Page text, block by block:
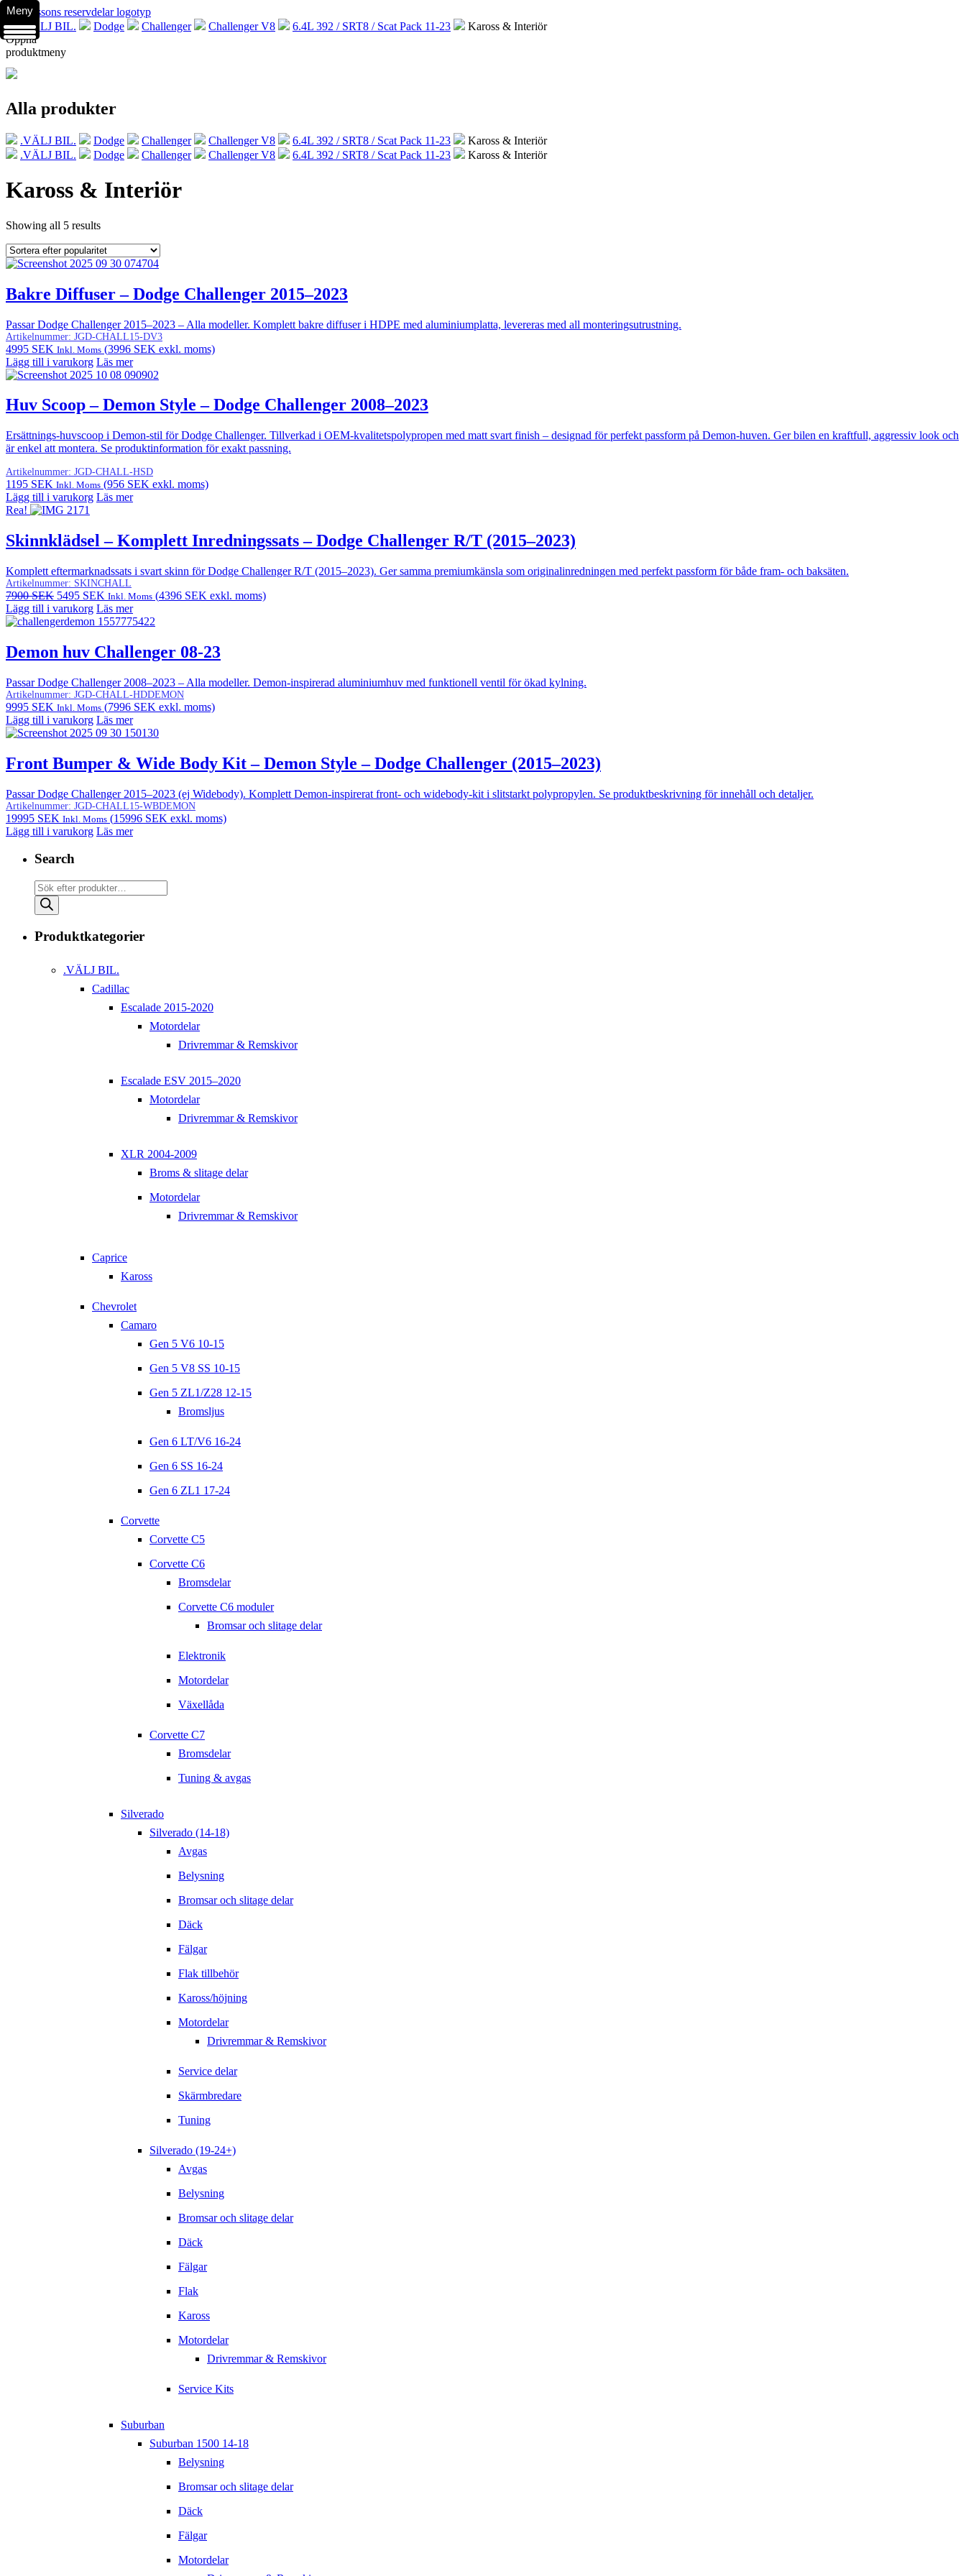
.VÄLJ BIL. Dodge Challenger Challenger V8 6.4L 392 / SRT8 / Scat Pack 11-23
Kaross & Interiör
Öppna
produktmeny
Alla produkter
.VÄLJ BIL. Dodge Challenger Challenger V8 6.4L 392 / SRT8 / Scat Pack 11-23
Kaross & Interiör
.VÄLJ BIL.
Dodge Challenger Challenger V8 6.4L 392 / SRT8 / Scat Pack 11-23 Kaross & Interiör
Kaross & Interiör
Showing all 5 results
Bakre Diffuser – Dodge Challenger 2015–2023
Passar Dodge Challenger 2015–2023 – Alla modeller. Komplett bakre diffuser i HDPE med aluminiumplatta, levereras med all monteringsutrustning.
Artikelnummer: JGD-CHALL15-DV3
4995 SEK Inkl. Moms (3996 SEK exkl. moms)
Lägg till i varukorg Läs mer
Huv Scoop – Demon Style – Dodge Challenger 2008–2023
Ersättnings-huvscoop i Demon-stil för Dodge Challenger. Tillverkad i OEM-kvalitetspolypropen med matt svart finish – designad för perfekt passform på Demon-huven. Ger bilen en kraftfull, aggressiv look och
är enkel att montera. Se produktinformation för exakt passning.
Artikelnummer: JGD-CHALL-HSD
1195 SEK Inkl. Moms (956 SEK exkl. moms)
Lägg till i varukorg Läs mer
Rea!
Skinnklädsel – Komplett Inredningssats – Dodge Challenger R/T (2015–2023)
Komplett eftermarknadssats i svart skinn för Dodge Challenger R/T (2015–2023). Ger samma premiumkänsla som originalinredningen med perfekt passform för både fram- och baksäten.
Artikelnummer: SKINCHALL
7900SEK Det
ursprungliga
priset
7900 SEK.
5495 SEK Det
nuvarande
priset
5495 SEK.
Inkl. Moms (4396 SEK exkl. moms)
Lägg till i varukorg Läs mer
Demon huv Challenger 08-23
Passar Dodge Challenger 2008–2023 – Alla modeller. Demon-inspirerad aluminiumhuv med funktionell ventil för ökad kylning.
Artikelnummer: JGD-CHALL-HDDEMON
9995 SEK Inkl. Moms (7996 SEK exkl. moms)
Lägg till i varukorg Läs mer
Front Bumper & Wide Body Kit – Demon Style – Dodge Challenger (2015–2023)
Passar Dodge Challenger 2015–2023 (ej Widebody). Komplett Demon-inspirerat front- och widebody-kit i slitstarkt polypropylen. Se produktbeskrivning för innehåll och detaljer.
Artikelnummer: JGD-CHALL15-WBDEMON
19995 SEK Inkl. Moms (15996 SEK exkl. moms)
Lägg till i varukorg Läs mer
Search
Products
search
Produktkategorier
.VÄLJ BIL.
Cadillac
Escalade 2015-2020
Motordelar
Drivremmar & Remskivor
Escalade ESV 2015–2020
Motordelar
Drivremmar & Remskivor
XLR 2004-2009
Broms & slitage delar
Motordelar
Drivremmar & Remskivor
Caprice
Kaross
Chevrolet
Camaro
Gen 5 V6 10-15
Gen 5 V8 SS 10-15
Gen 5 ZL1/Z28 12-15
Bromsljus
Gen 6 LT/V6 16-24
Gen 6 SS 16-24
Gen 6 ZL1 17-24
Corvette
Corvette C5
Corvette C6
Bromsdelar
Corvette C6 moduler
Bromsar och slitage delar
Elektronik
Motordelar
Växellåda
Corvette C7
Bromsdelar
Tuning & avgas
Silverado
Silverado (14-18)
Avgas
Belysning
Bromsar och slitage delar
Däck
Fälgar
Flak tillbehör
Kaross/höjning
Motordelar
Drivremmar & Remskivor
Service delar
Skärmbredare
Tuning
Silverado (19-24+)
Avgas
Belysning
Bromsar och slitage delar
Däck
Fälgar
Flak
Kaross
Motordelar
Drivremmar & Remskivor
Service Kits
Suburban
Suburban 1500 14-18
Belysning
Bromsar och slitage delar
Däck
Fälgar
Motordelar
Meny